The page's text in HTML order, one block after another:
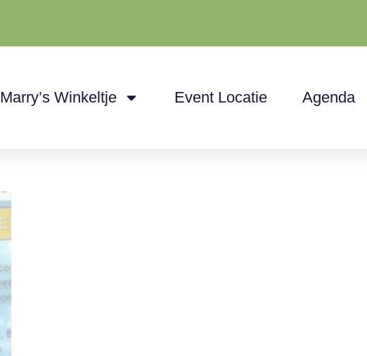
Marry’s Winkeltje Event Locatie Agenda